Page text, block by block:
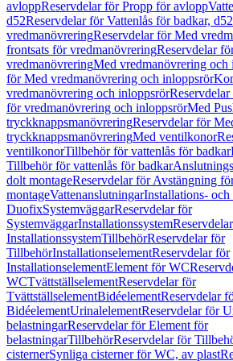
avloppReservdelar för Propp för avlopp
d52Reservdelar för Vattenlås för badkar, d52
vredmanövreringReservdelar för Med
frontsats för vredmanövreringReservdelar
vredmanövreringMed vredmanövrering och
för Med vredmanövrering och inloppsrör
vredmanövrering och inloppsrör
för vredmanövrering och inloppsrörMed
tryckknappsmanövreringReservdelar för
tryckknappsmanövreringMed ventilkonor
ventilkonorTillbehör för vattenlås för badkar
Tillbehör för vattenlås för badkar
dolt montageReservdelar för Avstängning
montageVattenanslutningarInstallations- och
DuofixSystemväggarReservdelar för
SystemväggarInstallationssystem
InstallationssystemTillbehörReservdelar för
TillbehörInstallationselementReservdelar för
InstallationselementElement för WC
WCTvättställselementReservdelar för
TvättställselementBidéelementReservdelar
BidéelementUrinalelementReservdelar för
belastningarReservdelar för Element för
belastningarTillbehörReservdelar för
cisternerSynliga cisterner för WC, av plast